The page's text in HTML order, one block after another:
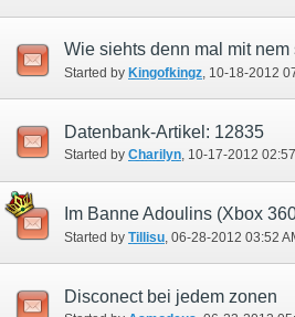
Started by Kingofkingz‎, 10-18-2012
Datenbank-Artikel: 12835
Started by Charilyn‎, 10-17-2012
Im Banne Adoulins (Xbox
Started by Tillisu ‎, 06-28-2012 03:52
Disconect bei jedem zonen